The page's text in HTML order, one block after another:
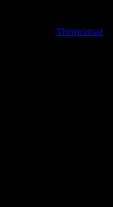
Themeansar.